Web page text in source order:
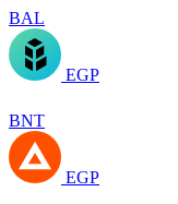
BAL
EGP
BNT
EGP